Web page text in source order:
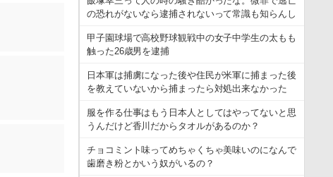
の恐れがないなら逮捕されないって常識も知らんし
甲子園球場で高校野球観戦中の女子中学生の太もも
触った26歳男を逮捕
日本軍は捕虜になった後や住民が米軍に捕まった後
を教えていないから捕まったら対処出来なかった
服を作る仕事はもう日本人としてはやってないと思
うんだけど香川だからタオルがあるのか？
チョコミント味ってめちゃくちゃ美味いのになんで
歯磨き粉とかいう奴がいるの？